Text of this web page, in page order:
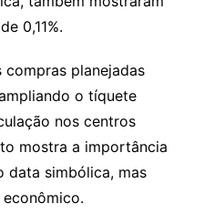
0,11%.
planejadas
o tíquete
nos centros
mostra a importância
data simbólica, mas